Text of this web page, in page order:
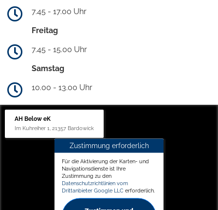
7.45 - 17.00 Uhr
Freitag
7.45 - 15.00 Uhr
Samstag
10.00 - 13.00 Uhr
AH Below eK
Im Kuhreiher 1, 21357 Bardowick
Zustimmung erforderlich
Für die Aktivierung der Karten- und
Navigationsdienste ist Ihre
Zustimmung zu den
Datenschutzrichtlinien vom
Drittanbieter Google LLC erforderlich.